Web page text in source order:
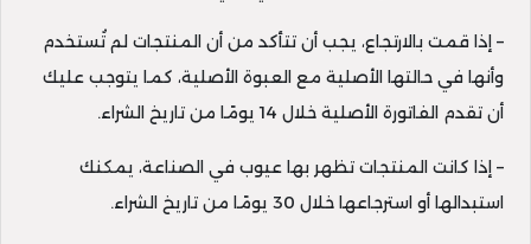
– إذا قمت بالارتجاع، يجب أن تتأكد من أن المنتجات لم تُستخدم
وأنها في حالتها الأصلية مع العبوة الأصلية، كما يتوجب عليك
أن تقدم الفاتورة الأصلية خلال 14 يومًا من تاريخ الشراء.
– إذا كانت المنتجات تظهر بها عيوب في الصناعة، يمكنك
استبدالها أو استرجاعها خلال 30 يومًا من تاريخ الشراء.